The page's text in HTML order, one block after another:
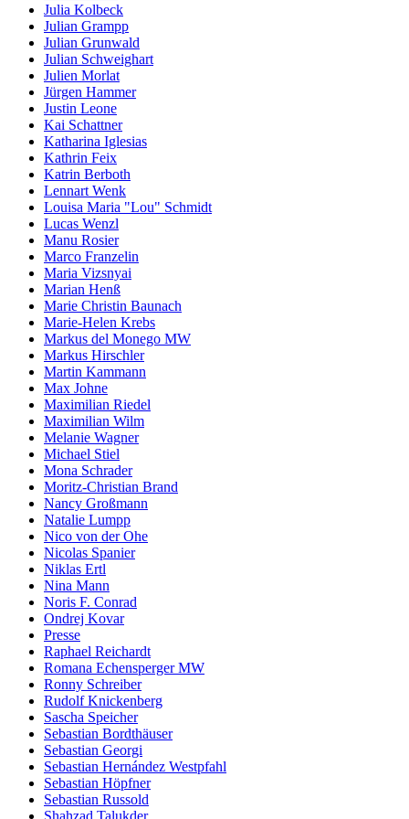
Julia Kolbeck
Julian Grampp
Julian Grunwald
Julian Schweighart
Julien Morlat
Jürgen Hammer
Justin Leone
Kai Schattner
Katharina Iglesias
Kathrin Feix
Katrin Berboth
Lennart Wenk
Louisa Maria "Lou" Schmidt
Lucas Wenzl
Manu Rosier
Marco Franzelin
Maria Vizsnyai
Marian Henß
Marie Christin Baunach
Marie-Helen Krebs
Markus del Monego MW
Markus Hirschler
Martin Kammann
Max Johne
Maximilian Riedel
Maximilian Wilm
Melanie Wagner
Michael Stiel
Mona Schrader
Moritz-Christian Brand
Nancy Großmann
Natalie Lumpp
Nico von der Ohe
Nicolas Spanier
Niklas Ertl
Nina Mann
Noris F. Conrad
Ondrej Kovar
Presse
Raphael Reichardt
Romana Echensperger MW
Ronny Schreiber
Rudolf Knickenberg
Sascha Speicher
Sebastian Bordthäuser
Sebastian Georgi
Sebastian Hernández Westpfahl
Sebastian Höpfner
Sebastian Russold
Shahzad Talukder